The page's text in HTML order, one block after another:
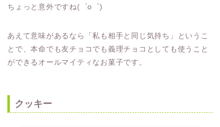
ちょっと意外ですね(゜o゜)
あえて意味があるなら「私も相手と同じ気持ち」というこ
とで、本命でも友チョコでも義理チョコとしても使うこと
ができるオールマイティなお菓子です。
クッキー